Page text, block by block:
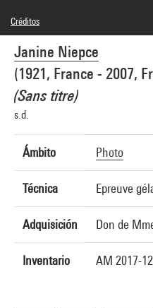
Janine Niepce
(1921, France - 2007,
(Sans titre)
s.d.
Ámbito Photo
Técnica Epreuve
Adquisición Don de
Inventario AM 2017-
Créditos
© Janine Niepce / Agence Roger-
Créditos fotográficos : Centre
GrandPalaisRmn
Referencia de la imagen : 4N82669
Difusión de la imagen :